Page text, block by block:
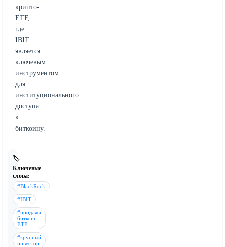
крипто-
ETF,
где
IBIT
является
ключевым
инструментом
для
институционального
доступа
к
биткоину.
🏷️
Ключевые
слова:
#BlackRock
#IBIT
#продажа
биткоин
ETF
#крупный
инвестор